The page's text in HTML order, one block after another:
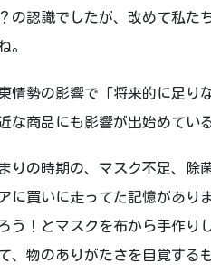
の認識でしたが、改めて私た
。
情勢の影響で「将来的に足り
な商品にも影響が出始めてい
りの時期の、マスク不足、除
に買いに走ってた記憶があり
う！とマスクを布から手作り
、物のありがたさを自覚する